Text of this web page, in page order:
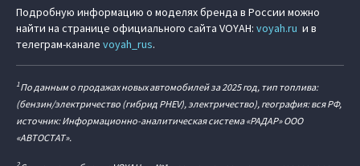
Подробную информацию о моделях бренда в России можно
найти на странице официального сайта VOYAH: voyah.ru и в
телеграм-канале voyah_rus.
1По данным о продажах новых автомобилей за 2025 год, тип топлива:
(бензин/электричество (гибрид PHEV), электричество), география: вся РФ,
источник: Информационно-аналитическая система «РАДАР» ООО
«АВТОСТАТ».